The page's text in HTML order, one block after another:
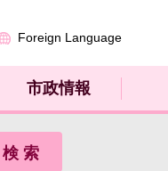
Foreign Language
市政情報